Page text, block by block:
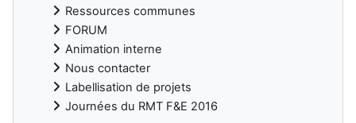
Ressources communes
FORUM
Animation interne
Nous contacter
Labellisation de projets
Journées du RMT F&E 2016